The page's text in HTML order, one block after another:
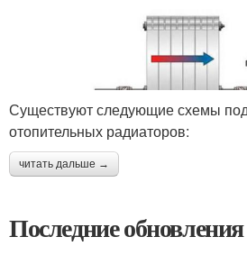
Существуют следующие схемы
отопительных радиаторов:
читать дальше →
Последние